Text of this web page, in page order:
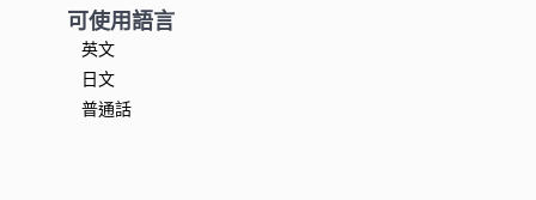
可使用語言
英文
日文
普通話